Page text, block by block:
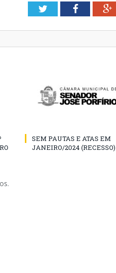
TwitterFacebook
SEM PAUTAS E ATAS EM
JANEIRO/2024 (RECESSO)